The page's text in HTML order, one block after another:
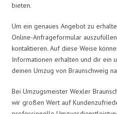
bieten.
Um ein genaues Angebot zu
Online-Anfrageformular
kontaktieren. Auf diese Weise
Informationen erhalten und dir ein
deinen Umzug von Braunschweig
Bei Umzugsmeister Wexler
wir großen Wert auf